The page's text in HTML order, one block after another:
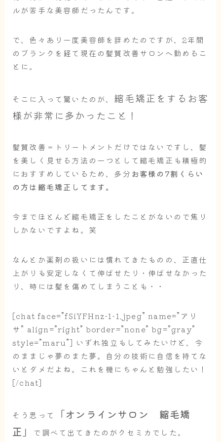
ルが苦手な美容師だったんです。
で、色々あり一度美容師を辞めたのですが、2年間
のブランクを経て現在の髪質改善サロンへ勤めるこ
とに。
そこに入って驚いたのが、 縮毛矯正をするお客
様が非常に多かったこと！
髪質改善＝トリートメントだけではないですし、髪
を美しく見せる方法の一つとして縮毛矯正も積極的
におすすめしているため、多分 お客様の7割くらい
の方は縮毛矯正してます。
今までほとんど縮毛矯正をしたことがないので焦り
しかないですよね。笑
なんとか薬剤の扱いには慣れてきたものの、正直仕
上がりも安定しなくて伸ばせたり・伸ばせなかった
り、時には髪を傷めてしまうことも・・
[chat face=”fSiYFHnz-1-1.jpeg” name=”アリ
サ” align=”right” border=”none” bg=”gray”
style=”maru”] いずれ独立もしてみたいけど、今
のままじゃ夢のまた夢。自分の技術に自信を持てな
いとダメだよね。これを機にちゃんと勉強したい！
[/chat]
そう思って
「オンラインサロン 縮毛矯
正」
で調べて出てきたのがクセミカでした。